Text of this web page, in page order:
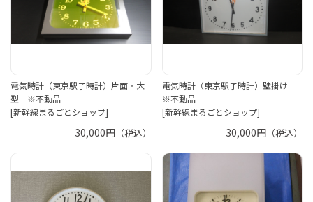
電気時計（東京駅子時計）片面・大
型 ※不動品
[新幹線まるごとショップ]
30,000円（税込）
電気時計（東京駅子時計）壁掛け
※不動品
[新幹線まるごとショップ]
30,000円 （税込）